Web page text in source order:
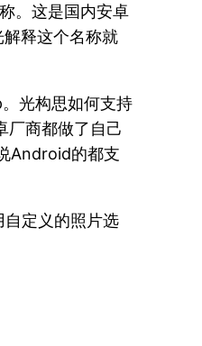
。这是国内安卓
释这个名称就
光构思如何支持
厂商都做了自己
Android的都支
自定义的照片选